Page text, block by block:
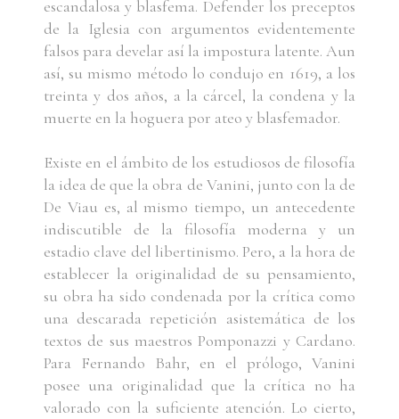
escandalosa y blasfema. Defender los preceptos
de la Iglesia con argumentos evidentemente
falsos para develar así la impostura latente. Aun
así, su mismo método lo condujo en 1619, a los
treinta y dos años, a la cárcel, la condena y la
muerte en la hoguera por ateo y blasfemador.
Existe en el ámbito de los estudiosos de filosofía
la idea de que la obra de Vanini, junto con la de
De Viau es, al mismo tiempo, un antecedente
indiscutible de la filosofía moderna y un
estadio clave del libertinismo. Pero, a la hora de
establecer la originalidad de su pensamiento,
su obra ha sido condenada por la crítica como
una descarada repetición asistemática de los
textos de sus maestros Pomponazzi y Cardano.
Para Fernando Bahr, en el prólogo, Vanini
posee una originalidad que la crítica no ha
valorado con la suficiente atención. Lo cierto,